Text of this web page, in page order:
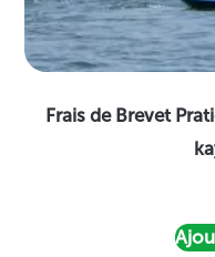
Frais de Brevet